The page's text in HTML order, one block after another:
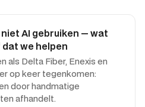
AI gebruiken — wat
we helpen
als Delta Fiber, Enexis en
op keer tegenkomen:
door handmatige
afhandelt.